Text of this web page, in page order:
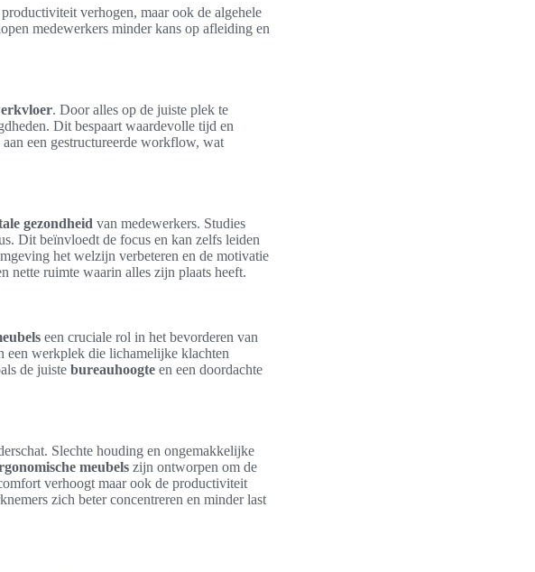
verhogen, maar ook de algehele
medewerkers minder kans op afleiding en
. Door alles op de juiste plek te
Dit bespaart waardevolle tijd en
een gestructureerde workflow, wat
gezondheid van medewerkers. Studies
Dit beïnvloedt de focus en kan zelfs leiden
het welzijn verbeteren en de motivatie
nette ruimte waarin alles zijn plaats heeft.
een cruciale rol in het bevorderen van
een werkplek die lichamelijke klachten
de juiste bureauhoogte en een doordachte
Slechte houding en ongemakkelijke
meubels zijn ontworpen om de
verhoogt maar ook de productiviteit
zich beter concentreren en minder last